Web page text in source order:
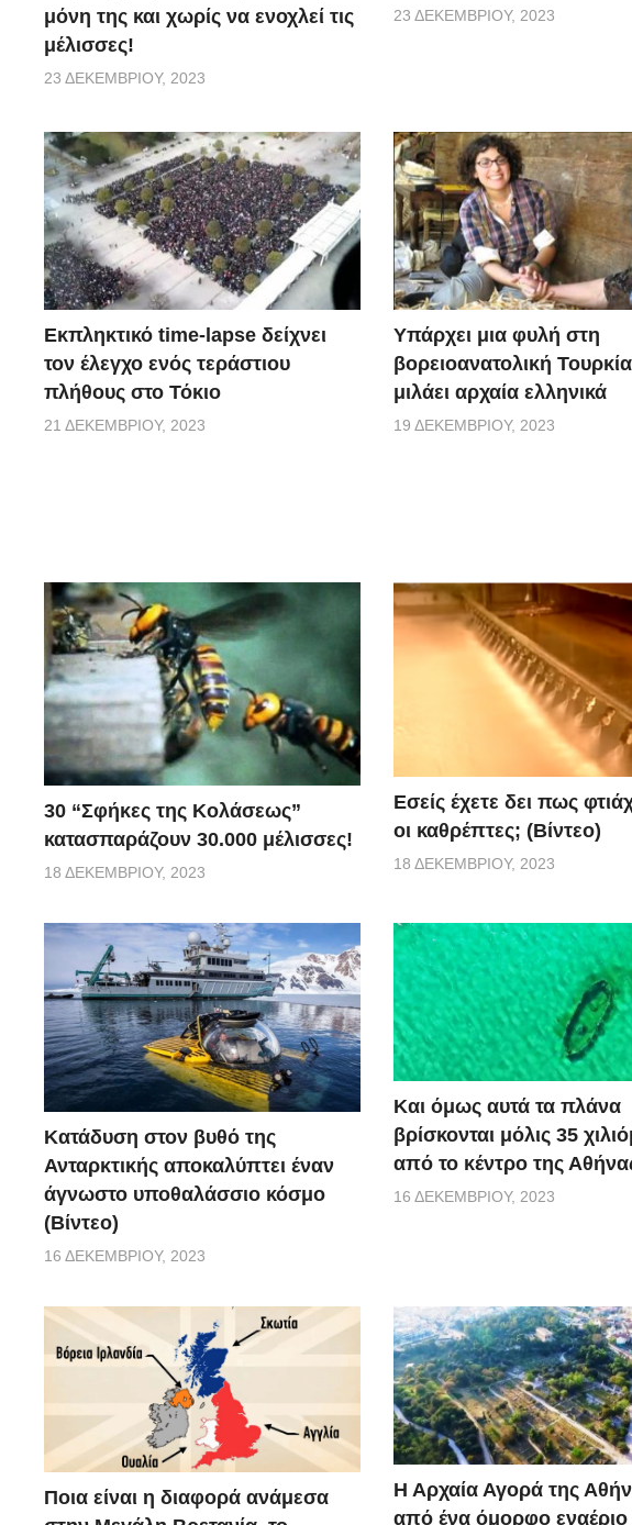
μόνη της και χωρίς να ενοχλεί τις
μέλισσες!
23 ΔΕΚΕΜΒΡΊΟΥ, 2023
23 ΔΕΚΕΜΒΡΊΟΥ, 2023
Εκπληκτικό time-lapse δείχνει
τον έλεγχο ενός τεράστιου
πλήθους στο Τόκιο
21 ΔΕΚΕΜΒΡΊΟΥ, 2023
Υπάρχει μια φυλή στη
βορειοανατολική
μιλάει αρχαία ελληνικά
19 ΔΕΚΕΜΒΡΊΟΥ, 2023
30 “Σφήκες της Κολάσεως”
κατασπαράζουν 30.000 μέλισσες!
18 ΔΕΚΕΜΒΡΊΟΥ, 2023
Εσείς έχετε δει πως
οι καθρέπτες; (Βίντεο)
18 ΔΕΚΕΜΒΡΊΟΥ, 2023
Κατάδυση στον βυθό της
Ανταρκτικής αποκαλύπτει έναν
άγνωστο υποθαλάσσιο κόσμο
(Βίντεο)
16 ΔΕΚΕΜΒΡΊΟΥ, 2023
Και όμως αυτά τα πλάνα
βρίσκονται μόλις 35
από το κέντρο της
16 ΔΕΚΕΜΒΡΊΟΥ, 2023
Ποια είναι η διαφορά ανάμεσα
Η Αρχαία Αγορά της
από ένα όμορφο εναέριο